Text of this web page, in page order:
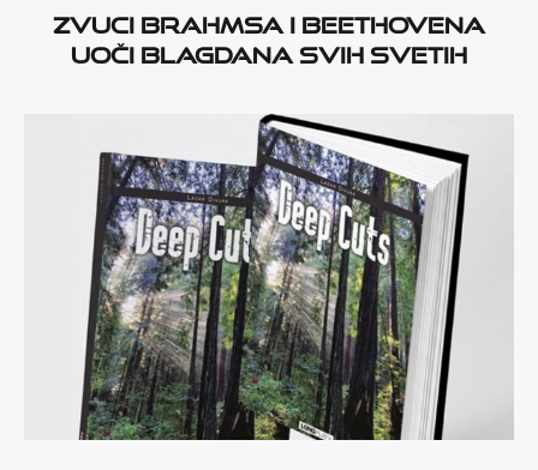
Zvuci Brahmsa i Beethovena
uoči blagdana Svih svetih